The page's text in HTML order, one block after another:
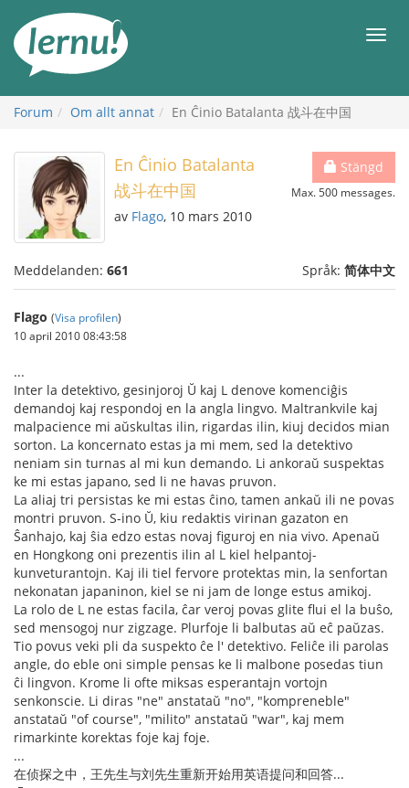
sidans
innehåll
Meny
Forum Om allt annat En Ĉinio Batalanta 战斗在中国
Stängd
Max. 500 messages.
En Ĉinio Batalanta
战斗在中国
av Flago, 10 mars 2010
Meddelanden: 661 Språk: 简体中文
Flago (Visa profilen)
10 april 2010 08:43:58
...
Inter la detektivo, gesinjoroj Ŭ kaj L denove komenciĝis
demandoj kaj respondoj en la angla lingvo. Maltrankvile kaj
malpacience mi aŭskultas ilin, rigardas ilin, kiuj decidos mian
sorton. La koncernato estas ja mi mem, sed la detektivo
neniam sin turnas al mi kun demando. Li ankoraŭ suspektas
ke mi estas japano, sed li ne havas pruvon.
La aliaj tri persistas ke mi estas ĉino, tamen ankaŭ ili ne povas
montri pruvon. S-ino Ŭ, kiu redaktis virinan gazaton en
Ŝanhajo, kaj ŝia edzo estas novaj figuroj en nia vivo. Apenaŭ
en Hongkong oni prezentis ilin al L kiel helpantoj-
kunveturantojn. Kaj ili tiel fervore protektas min, la senfortan
nekonatan japaninon, kiel se ni jam de longe estus amikoj.
La rolo de L ne estas facila, ĉar veroj povas glite flui el la buŝo,
sed mensogoj nur zigzage. Plurfoje li balbutas aŭ eĉ paŭzas.
Tio povus veki pli da suspekto ĉe l' detektivo. Feliĉe ili parolas
angle, do eble oni simple pensas ke li malbone posedas tiun
ĉi lingvon. Krome li ofte miksas esperantajn vortojn
senkonscie. Li diras "ne" anstataŭ "no", "kompreneble"
anstataŭ "of course", "milito" anstataŭ "war", kaj mem
rimarkinte korektas foje kaj foje.
...
在侦探之中，王先生与刘先生重新开始用英语提问和回答...